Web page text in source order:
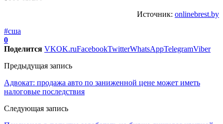
Источник: onlinebrest.by
#сша
0
Поделится VKOK.ruFacebookTwitterWhatsAppTelegramViber
Предыдущая запись
Адвокат: продажа авто по заниженной цене может иметь
налоговые последствия
Следующая запись